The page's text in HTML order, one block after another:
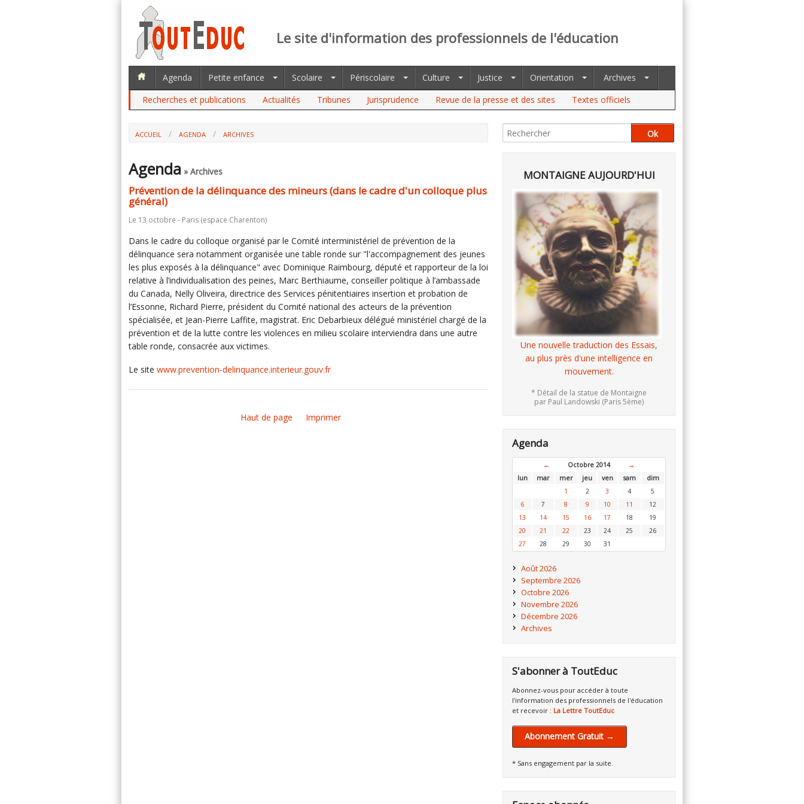
Le site d'information des professionnels de l'éducation
Agenda Petite enfance Scolaire Périscolaire Culture Justice Orientation
Archives
Recherches et publications
Actualités Tribunes Jurisprudence Revue de la presse et des sites Textes officiels
ACCUEIL AGENDA
ARCHIVES
Agenda » Archives
Prévention de la délinquance des mineurs (dans le cadre d'un colloque plus
général)
Le 13 octobre - Paris (espace Charenton)
Dans le cadre du colloque organisé par le Comité interministériel de prévention de la
délinquance sera notamment organisée une table ronde sur "l'accompagnement des jeunes
les plus exposés à la délinquance" avec Dominique Raimbourg, député et rapporteur de la loi
relative à l’individualisation des peines, Marc Berthiaume, conseiller politique à l’ambassade
du Canada, Nelly Oliveira, directrice des Services pénitentiaires insertion et probation de
l’Essonne, Richard Pierre, président du Comité national des acteurs de la prévention
spécialisée, et Jean-Pierre Laffite, magistrat. Eric Debarbieux délégué ministériel chargé de la
prévention et de la lutte contre les violences en milieu scolaire interviendra dans une autre
table ronde, consacrée aux victimes.
Le site www.prevention-delinquance.interieur.gouv.fr
Haut de page Imprimer
MONTAIGNE AUJOURD'HUI
Une nouvelle traduction des Essais,
au plus près d'une intelligence en
mouvement.
* Détail de la statue de Montaigne
par Paul Landowski (Paris 5ème)
Agenda
← Octobre 2014
→
lun
mar mer jeu ven sam
dim
1
2 3 4
5
6
7 8 9 10 11
12
13
14 15 16 17 18
19
20
21 22 23 24 25
26
27
28 29 30 31
Août 2026
Septembre 2026
Octobre 2026
Novembre 2026
Décembre 2026
Archives
S'abonner à ToutEduc
Abonnez-vous pour accéder à toute
l'information des professionnels de l'éducation
et recevoir : La Lettre ToutEduc
Abonnement Gratuit →
* Sans engagement par la suite.